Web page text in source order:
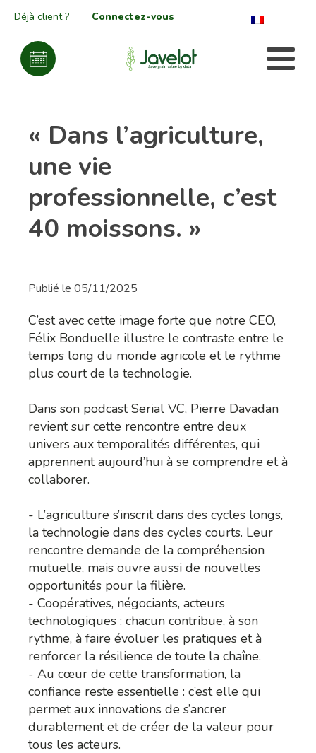
Déjà client ? Connectez-vous
« Dans l’agriculture,
une vie
professionnelle, c’est
40 moissons. »
Publié le 05/11/2025
C’est avec cette image forte que notre CEO,
Félix Bonduelle illustre le contraste entre le
temps long du monde agricole et le rythme
plus court de la technologie.
Dans son podcast Serial VC, Pierre Davadan
revient sur cette rencontre entre deux
univers aux temporalités différentes, qui
apprennent aujourd’hui à se comprendre et à
collaborer.
- L’agriculture s’inscrit dans des cycles longs,
la technologie dans des cycles courts. Leur
rencontre demande de la compréhension
mutuelle, mais ouvre aussi de nouvelles
opportunités pour la filière.
- Coopératives, négociants, acteurs
technologiques : chacun contribue, à son
rythme, à faire évoluer les pratiques et à
renforcer la résilience de toute la chaîne.
- Au cœur de cette transformation, la
confiance reste essentielle : c’est elle qui
permet aux innovations de s’ancrer
durablement et de créer de la valeur pour
tous les acteurs.